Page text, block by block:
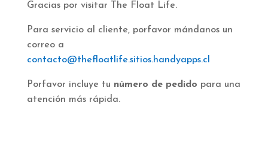
Gracias por visitar The Float Life.
Para servicio al cliente, porfavor mándanos un
correo a
contacto@thefloatlife.sitios.handyapps.cl
Porfavor incluye tu número de pedido para una
atención más rápida.